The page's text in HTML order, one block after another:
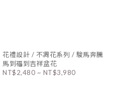
花禮設計 / 不凋花系列 / 駿馬奔騰
馬到福到吉祥盆花
NT$2,480 ~ NT$3,980